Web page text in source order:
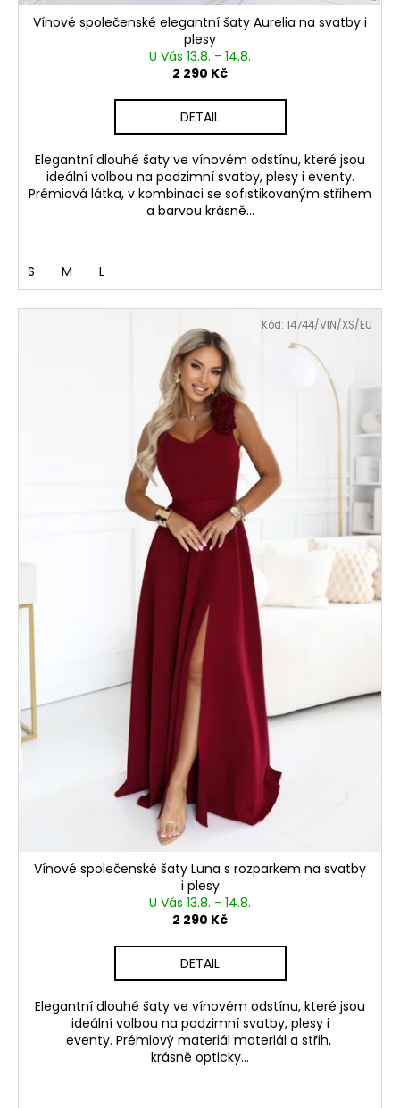
Vínové společenské elegantní šaty Aurelia na svatby i
plesy
U Vás 13.8. - 14.8.
2 290 Kč
DETAIL
Elegantní dlouhé šaty ve vínovém odstínu, které jsou
ideální volbou na podzimní svatby, plesy i eventy.
Prémiová látka, v kombinaci se sofistikovaným střihem
a barvou krásně...
S M L
Vínové společenské šaty Luna s rozparkem na svatby
i plesy
U Vás 13.8. - 14.8.
2 290 Kč
DETAIL
Elegantní dlouhé šaty ve vínovém odstínu, které jsou
ideální volbou na podzimní svatby, plesy i
eventy. Prémiový materiál materiál a střih,
krásně opticky...
Kód: 14744/VIN/XS/EU